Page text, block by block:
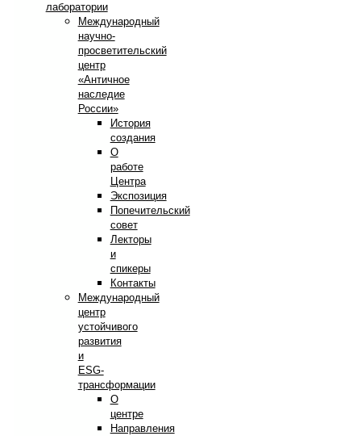
лаборатории
Международный
научно-
просветительский
центр
«Античное
наследие
России»
История
создания
О
работе
Центра
Экспозиция
Попечительский
совет
Лекторы
и
спикеры
Контакты
Международный
центр
устойчивого
развития
и
ESG-
трансформации
О
центре
Направления